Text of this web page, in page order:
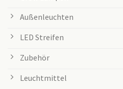
Außenleuchten
LED Streifen
Zubehör
Leuchtmittel